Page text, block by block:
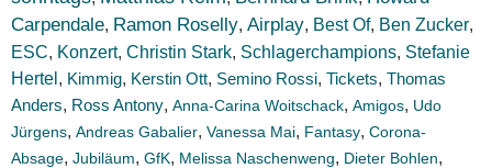
Carpendale, Ramon Roselly, Airplay, Best Of, Ben Zucker,
ESC, Konzert, Christin Stark, Schlagerchampions, Stefanie
Hertel , Kimmig, Kerstin Ott, Semino Rossi, Tickets, Thomas
Anders, Ross Antony, Anna-Carina Woitschack, Amigos, Udo
Jürgens, Andreas Gabalier, Vanessa Mai, Fantasy, Corona-
Absage, Jubiläum, GfK, Melissa Naschenweng, Dieter Bohlen,